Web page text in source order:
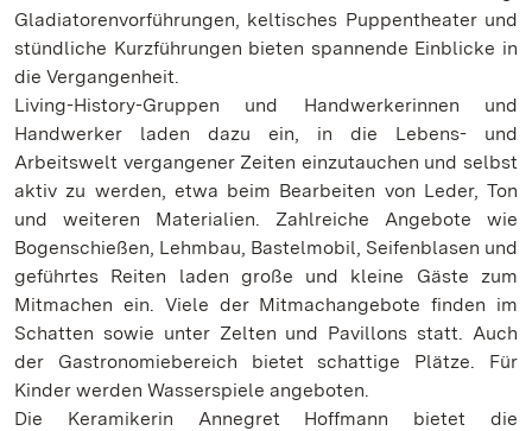
Gladiatorenvorführungen, keltisches Puppentheater und
stündliche Kurzführungen bieten spannende Einblicke in
die Vergangenheit.
Living-History-Gruppen und Handwerkerinnen und
Handwerker laden dazu ein, in die Lebens- und
Arbeitswelt vergangener Zeiten einzutauchen und selbst
aktiv zu werden, etwa beim Bearbeiten von Leder, Ton
und weiteren Materialien. Zahlreiche Angebote wie
Bogenschießen, Lehmbau, Bastelmobil, Seifenblasen und
geführtes Reiten laden große und kleine Gäste zum
Mitmachen ein. Viele der Mitmachangebote finden im
Schatten sowie unter Zelten und Pavillons statt. Auch
der Gastronomiebereich bietet schattige Plätze. Für
Kinder werden Wasserspiele angeboten.
Die Keramikerin Annegret Hoffmann bietet die